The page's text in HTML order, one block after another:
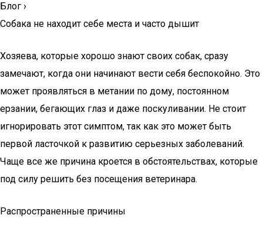
Блог ›
Собака не находит себе места и часто дышит
Хозяева, которые хорошо знают своих собак, сразу
замечают, когда они начинают вести себя беспокойно. Это
может проявляться в метании по дому, постоянном
ерзании, бегающих глаз и даже поскуливании. Не стоит
игнорировать этот симптом, так как это может быть
первой ласточкой к развитию серьезных заболеваний.
Чаще все же причина кроется в обстоятельствах, которые
под силу решить без посещения ветеринара.
Распространенные причины